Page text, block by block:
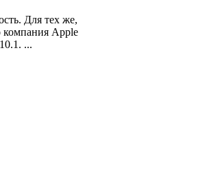
Для тех же,
компания Apple
...